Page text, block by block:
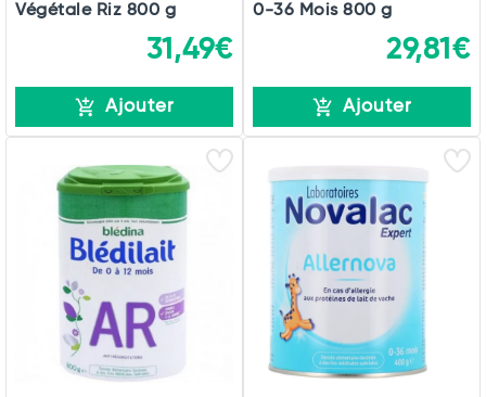
Végétale Riz 800 g
31,49€
Ajouter
0-36 Mois 800 g
29,81€
Ajouter